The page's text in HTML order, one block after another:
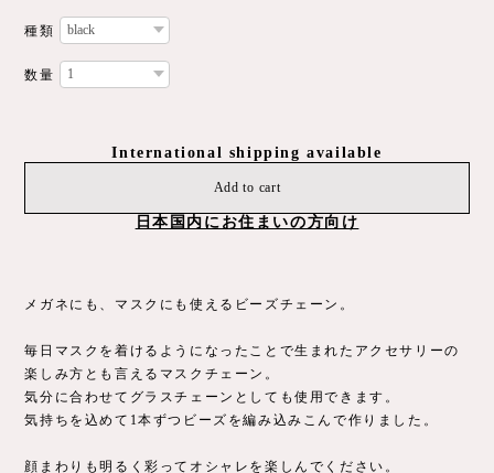
種類
数量
International shipping available
Add to cart
日本国内にお住まいの方向け
メガネにも、マスクにも使えるビーズチェーン。
毎日マスクを着けるようになったことで生まれたアクセサリーの
楽しみ方とも言えるマスクチェーン。
気分に合わせてグラスチェーンとしても使用できます。
気持ちを込めて1本ずつビーズを編み込みこんで作りました。
顔まわりも明るく彩ってオシャレを楽しんでください。